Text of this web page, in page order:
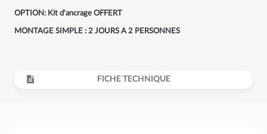
OPTION: Kit d'ancrage OFFERT
MONTAGE SIMPLE : 2 JOURS A 2 PERSONNES
FICHE TECHNIQUE